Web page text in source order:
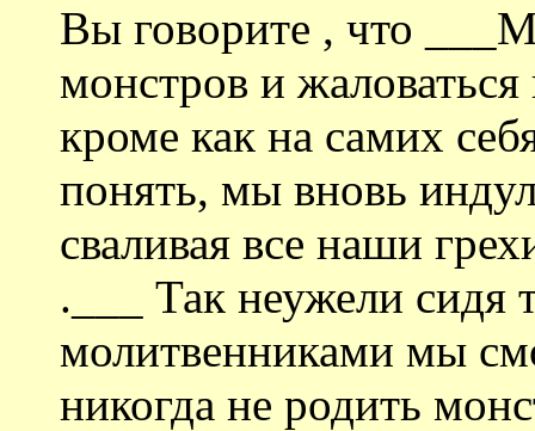
Вы говорите , что
монстров и
кроме как на самих
понять, мы вновь
сваливая все наши
.___ Так неужели сидя
молитвенниками мы
никогда не родить